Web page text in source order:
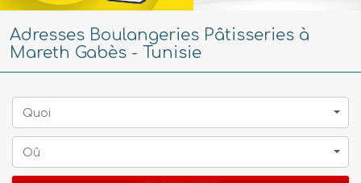
Adresses Boulangeries Pâtisseries à
Mareth Gabès - Tunisie
Quoi
Oû